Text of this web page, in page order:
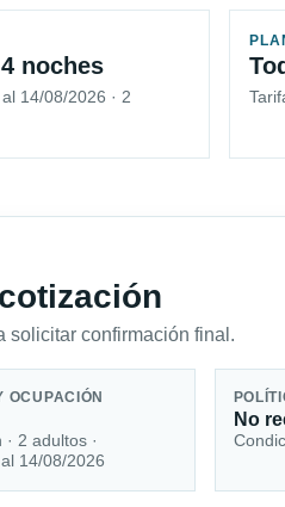
noches
14/08/2026 · 2
solicitar confirmación final.
OCUPACIÓN
2 adultos ·
14/08/2026
No